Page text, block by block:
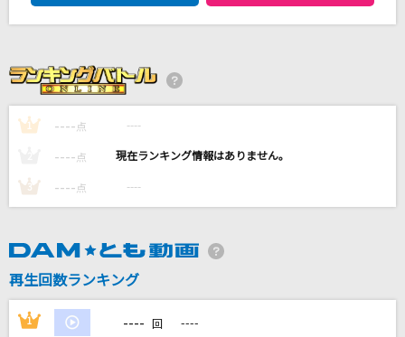
あとひとつ
セレナーデ
なとり
[生音]君の知らない物語
supercell
ZARD
Chase the world
May'n
1 ---- 点 ----
---- 点 ----
3 ---- 点 ----
再生回数ランキング
1 ---- 回 ----